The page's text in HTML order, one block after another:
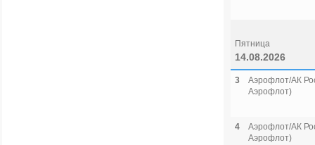
Пятница
14.08.2026
3
Аэрофлот/АК
Аэрофлот)
4
Аэрофлот/АК
Аэрофлот)